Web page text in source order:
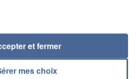
mes choix
et fermer